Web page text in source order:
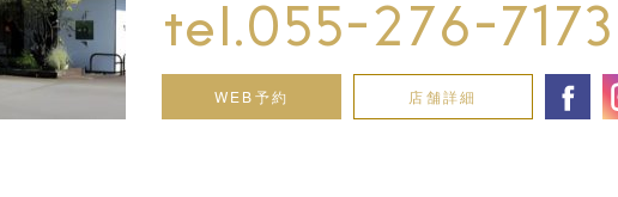
tel.055-276-7173
WEB予約 店舗詳細